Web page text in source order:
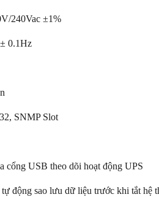
240Vac ±1%
0.1Hz
SNMP Slot
cổng USB theo dõi hoạt động UPS
động sao lưu dữ liệu trước khi tắt hệ